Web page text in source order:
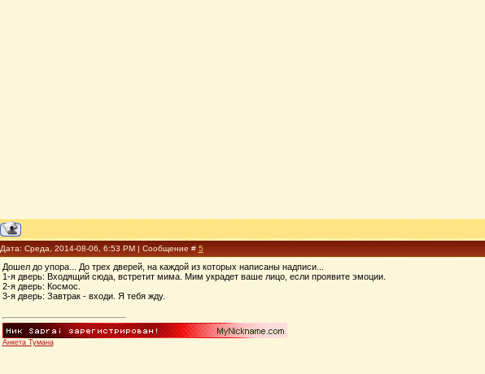
Дата: Среда, 2014-08-06, 6:53 PM | Сообщение # 5
Дошел до упора... До трех дверей, на каждой из которых написаны надписи...
1-я дверь: Входящий сюда, встретит мима. Мим украдет ваше лицо, если проявите эмоции.
2-я дверь: Космос.
3-я дверь: Завтрак - входи. Я тебя жду.
Анкета Тумана